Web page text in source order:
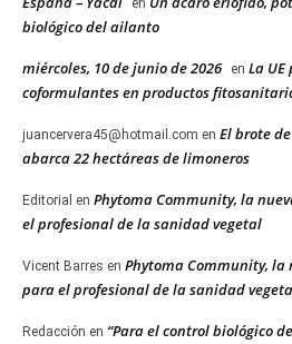
en
biológico del ailanto
miércoles, 10 de junio de 2026 en La
coformulantes en productos
juancervera45@hotmail.com en El brote
abarca 22 hectáreas de limoneros
Editorial en Phytoma Community, la
el profesional de la sanidad vegetal
Vicent Barres en Phytoma Community,
para el profesional de la sanidad
Redacción en “Para el control biológico